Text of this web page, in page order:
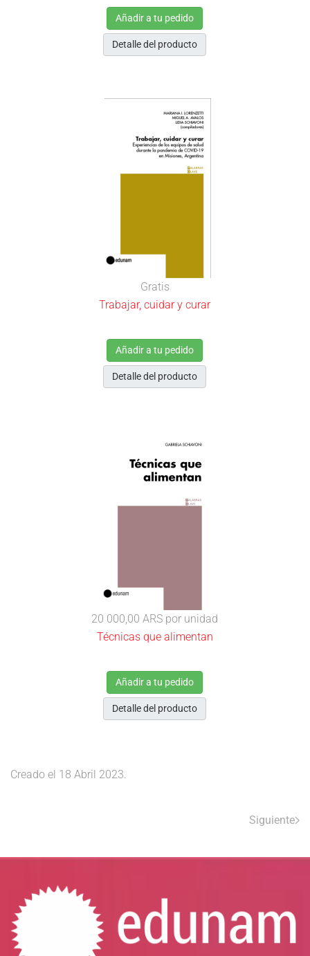
Añadir a tu pedido
Detalle del producto
Gratis
Trabajar, cuidar y curar
Añadir a tu pedido
Detalle del producto
20 000,00 ARS por unidad
Técnicas que alimentan
Añadir a tu pedido
Detalle del producto
Creado el 18 Abril 2023.
Siguiente